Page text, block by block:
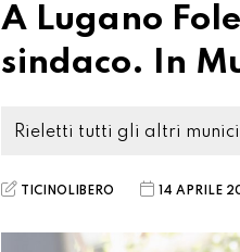
A Lugano
sindaco. In
Rieletti tutti gli altri
TICINOLIBERO 14 APRILE